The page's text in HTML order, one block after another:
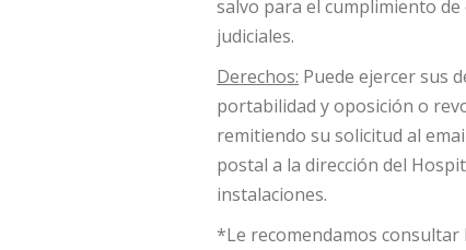
salvo para el cumplimiento
judiciales.
Derechos: Puede ejercer sus
portabilidad y oposición o
remitiendo su solicitud al
postal a la dirección del
instalaciones.
*Le recomendamos